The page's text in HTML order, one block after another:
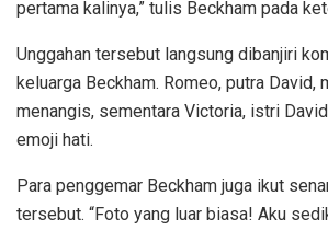
pertama kalinya,” tulis Beckham pada
Unggahan tersebut langsung dibanjiri
keluarga Beckham. Romeo, putra David,
menangis, sementara Victoria, istri
emoji hati.
Para penggemar Beckham juga ikut
tersebut. “Foto yang luar biasa! Aku